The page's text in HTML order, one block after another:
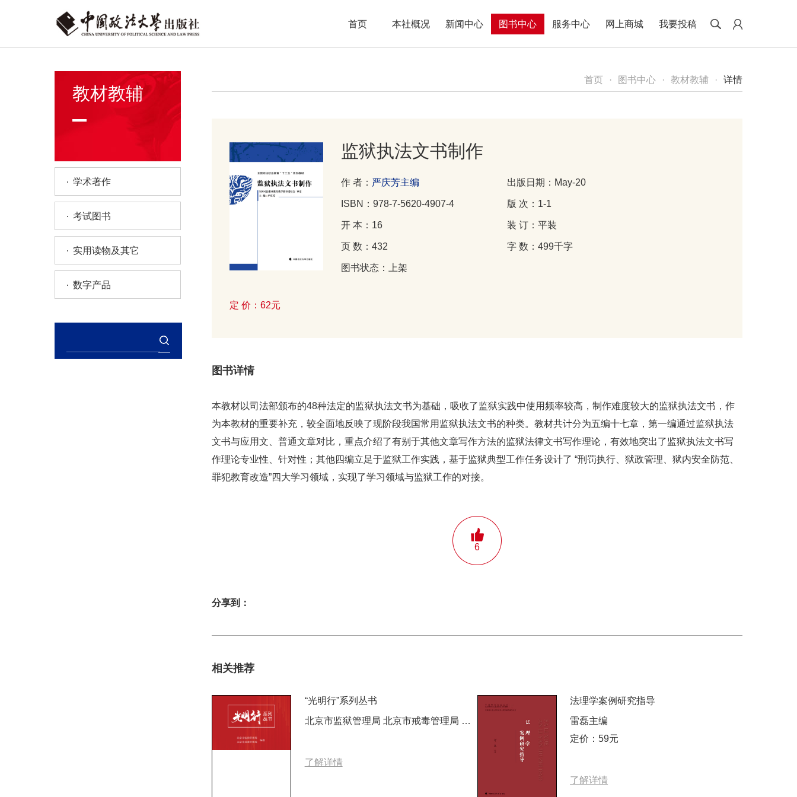
首页 本社概况 新闻中心 图书中心 服务中心 网上商城 我要投稿
教材教辅
学术著作
考试图书
实用读物及其它
数字产品
首页 · 图书中心 · 教材教辅 · 详情
监狱执法文书制作
作 者： 严庆芳主编 出版日期：May-20
ISBN：978-7-5620-4907-4 版 次：1-1
开 本：16 装 订：平装
页 数：432 字 数：499千字
图书状态：上架
定 价：62元
图书详情
本教材以司法部颁布的48种法定的监狱执法文书为基础，吸收了监狱实践中使用频率较高，制作难度较大的监狱执法文书，作
为本教材的重要补充，较全面地反映了现阶段我国常用监狱执法文书的种类。教材共计分为五编十七章，第一编通过监狱执法
文书与应用文、普通文章对比，重点介绍了有别于其他文章写作方法的监狱法律文书写作理论，有效地突出了监狱执法文书写
作理论专业性、针对性；其他四编立足于监狱工作实践，基于监狱典型工作任务设计了 “刑罚执行、狱政管理、狱内安全防范、
罪犯教育改造”四大学习领域，实现了学习领域与监狱工作的对接。
6
分享到：
相关推荐
“光明行”系列丛书
北京市监狱管理局 北京市戒毒管理局 编著
了解详情
法理学案例研究指导
雷磊主编
定价：59元
了解详情